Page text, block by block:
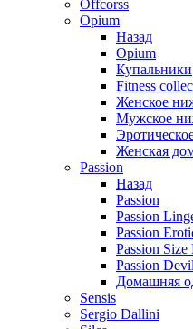
Offcorss
Opium
Назад
Opium
Купальники
Fitness
Женское
Мужское
Женская
Passion
Назад
Passion
Passion
Passion
Passion Size
Passion
Домашняя
Sensis
Sergio Dallini